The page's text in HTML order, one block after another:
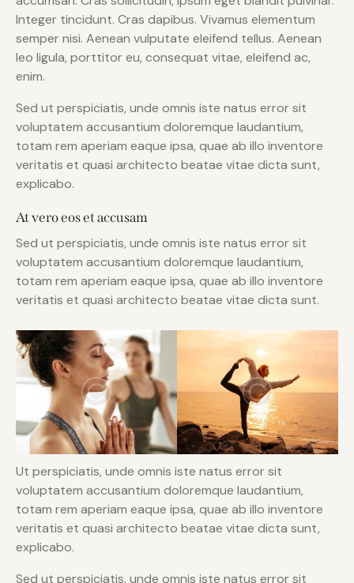
Integer tincidunt. Cras dapibus. Vivamus elementum
semper nisi. Aenean vulputate eleifend tellus. Aenean
leo ligula, porttitor eu, consequat vitae, eleifend ac,
enim.
Sed ut perspiciatis, unde omnis iste natus error sit
voluptatem accusantium doloremque laudantium,
totam rem aperiam eaque ipsa, quae ab illo inventore
veritatis et quasi architecto beatae vitae dicta sunt,
explicabo.
At vero eos et accusam
Sed ut perspiciatis, unde omnis iste natus error sit
voluptatem accusantium doloremque laudantium,
totam rem aperiam eaque ipsa, quae ab illo inventore
veritatis et quasi architecto beatae vitae dicta sunt.
Ut perspiciatis, unde omnis iste natus error sit
voluptatem accusantium doloremque laudantium,
totam rem aperiam eaque ipsa, quae ab illo inventore
veritatis et quasi architecto beatae vitae dicta sunt,
explicabo.
Sed ut perspiciatis, unde omnis iste natus error sit